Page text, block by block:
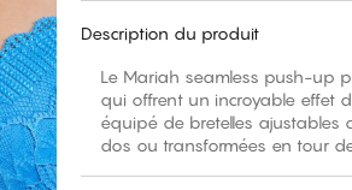
Description du produit
Le Mariah seamless push-up
qui offrent un incroyable effet
équipé de bretelles ajustables